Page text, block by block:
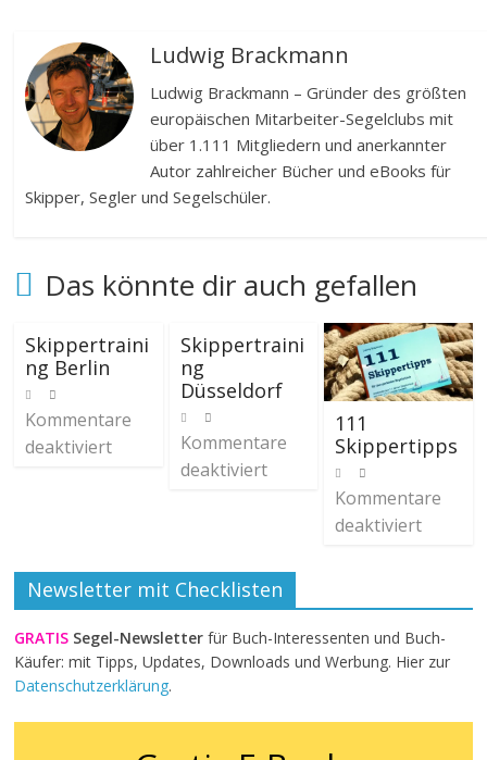
Ludwig Brackmann
Ludwig Brackmann – Gründer des größten
europäischen Mitarbeiter-Segelclubs mit
über 1.111 Mitgliedern und anerkannter
Autor zahlreicher Bücher und eBooks für
Skipper, Segler und Segelschüler.
Das könnte dir auch gefallen
Skippertraini
ng Berlin
Kommentare
deaktiviert
Skippertraini
ng
Düsseldorf
Kommentare
deaktiviert
111
Skippertipps
Kommentare
deaktiviert
Newsletter mit Checklisten
GRATIS Segel-Newsletter für Buch-Interessenten und Buch-
Käufer: mit Tipps, Updates, Downloads und Werbung. Hier zur
Datenschutzerklärung.